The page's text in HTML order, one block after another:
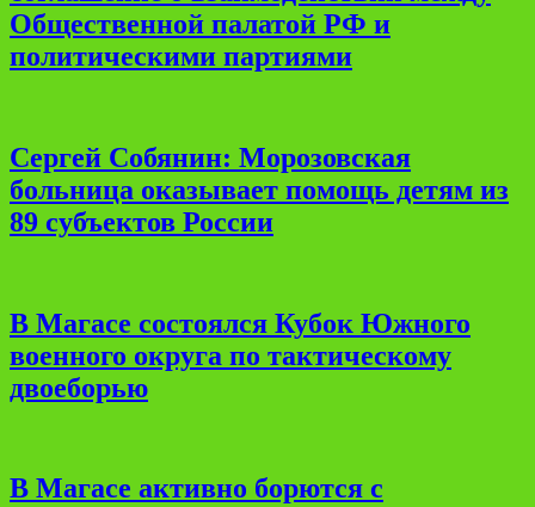
Общественной палатой РФ и
политическими партиями
Сергей Собянин: Морозовская
больница оказывает помощь детям из
89 субъектов России
В Магасе состоялся Кубок Южного
военного округа по тактическому
двоеборью
В Магасе активно борются с